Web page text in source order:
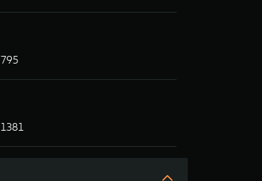
795
1381